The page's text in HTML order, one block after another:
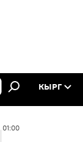
КЫРГ
01:00